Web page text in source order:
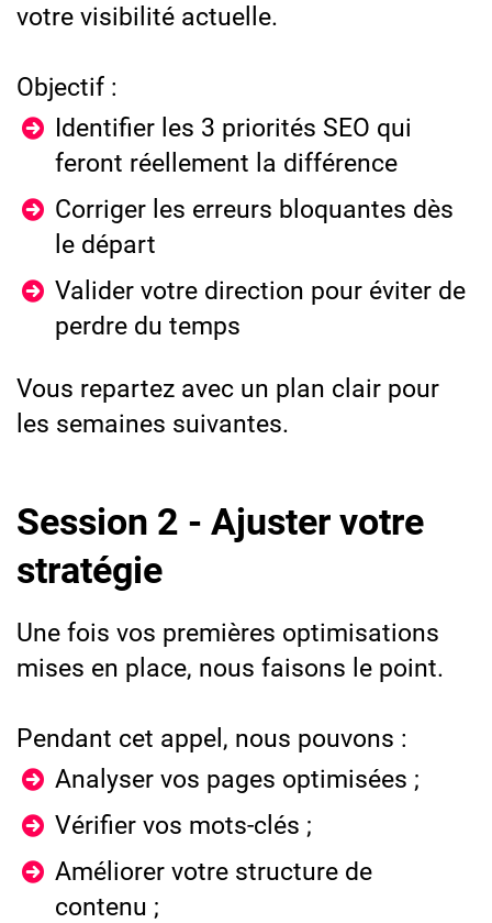
votre visibilité actuelle.
Objectif :
Identifier les 3 priorités SEO qui
feront réellement la différence
Corriger les erreurs bloquantes dès
le départ
Valider votre direction pour éviter de
perdre du temps
Vous repartez avec un plan clair pour
les semaines suivantes.
Session 2 - Ajuster votre
stratégie
Une fois vos premières optimisations
mises en place, nous faisons le point.
Pendant cet appel, nous pouvons :
Analyser vos pages optimisées ;
Vérifier vos mots-clés ;
Améliorer votre structure de
contenu ;